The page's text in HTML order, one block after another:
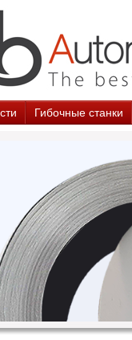
Гибочные станки